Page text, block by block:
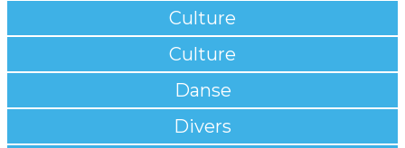
Culture
Culture
Danse
Divers